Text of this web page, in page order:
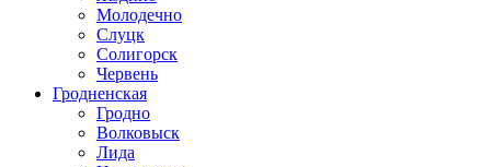
Молодечно
Слуцк
Солигорск
Червень
Гродненская
Гродно
Волковыск
Лида